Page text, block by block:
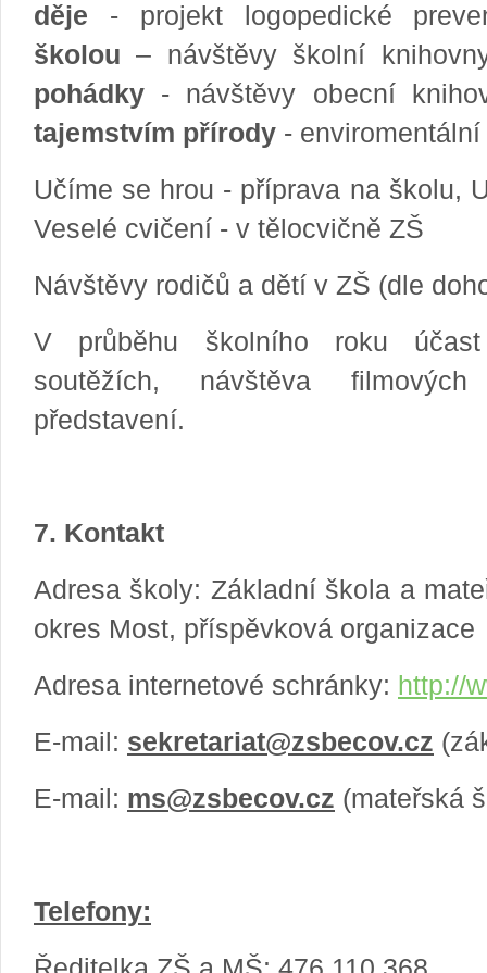
děje - projekt logopedické
školou – návštěvy školní
pohádky - návštěvy obecní
tajemstvím přírody -
Učíme se hrou - příprava na školu,
Veselé cvičení - v tělocvičně ZŠ
Návštěvy rodičů a dětí v ZŠ (dle
V průběhu školního roku
soutěžích, návštěva
představení.
7. Kontakt
Adresa školy: Základní škola a
okres Most, příspěvková organizace
Adresa internetové schránky: http://
E-mail: sekretariat@zsbecov.cz
E-mail: ms@zsbecov.cz (mateřská
Telefony: